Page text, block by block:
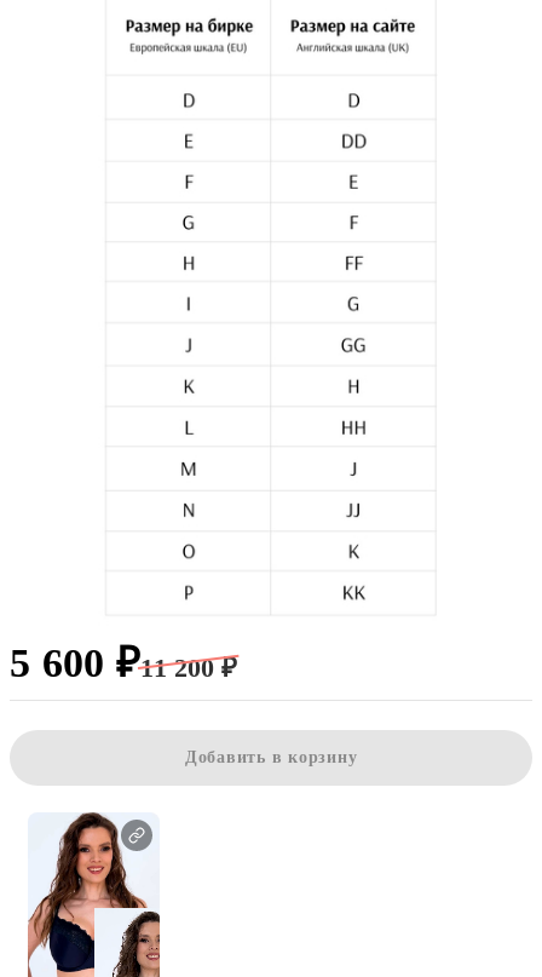
5 600 ₽11 200 ₽
Добавить в корзину